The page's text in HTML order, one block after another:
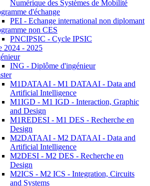
Numérique des Systèmes de Mobilité
d'échange
PEI - Echange international non diplomant
non CES
PNCIPSIC - Cycle IPSIC
2024 - 2025
ING - Diplôme d'ingénieur
M1DATAAI - M1 DATAAI - Data and
Artificial Intelligence
M1IGD - M1 IGD - Interaction, Graphic
and Design
M1REDESI - M1 DES - Recherche en
Design
M2DATAAI - M2 DATAAI - Data and
Artificial Intelligence
M2DESI - M2 DES - Recherche en
Design
M2ICS - M2 ICS - Integration, Circuits
and Systems